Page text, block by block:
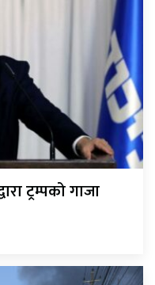
ट्रम्पको गाजा